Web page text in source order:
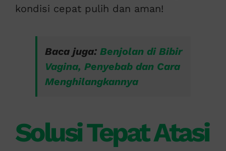
kondisi cepat pulih dan aman!
Baca juga: Benjolan di Bibir
Vagina, Penyebab dan Cara
Menghilangkannya
Solusi Tepat Atasi